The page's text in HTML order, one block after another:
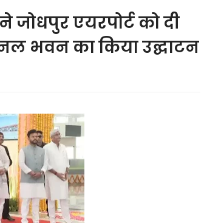
एयरपोर्ट को दी
भवन का किया उद्घाटन